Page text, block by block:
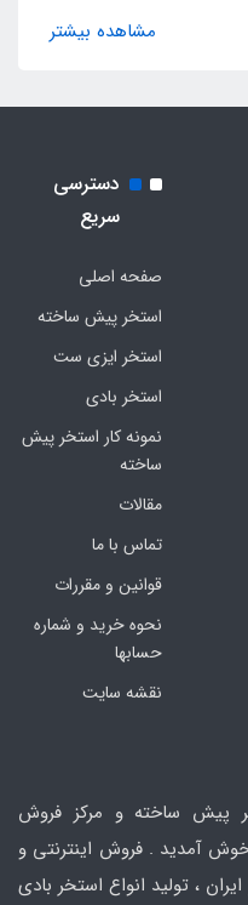
مشاهده بیشتر
دسترسی
سریع
صفحه اصلی
استخر پیش ساخته
استخر ایزی ست
استخر بادی
نمونه کار استخر پیش
ساخته
مقالات
تماس با ما
قوانین و مقررات
نحوه خرید و شماره
حسابها
نقشه سایت
پیش ساخته و مرکز فروش
آمدید . فروش اینترنتی و
، تولید انواع استخر بادی